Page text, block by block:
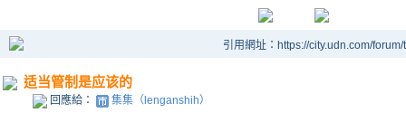
引用網址：https://city.udn.com/
适当管制是应该的
回應給： 集集（lenganshih）